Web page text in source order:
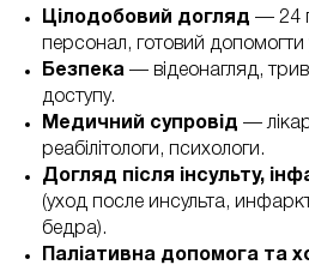
Цілодобовий догляд — 24
персонал, готовий
Безпека — відеонагляд,
доступу.
Медичний супровід —
реабілітологи, психологи.
Догляд після інсульту,
(уход после инсульта,
бедра).
Паліативна допомога та